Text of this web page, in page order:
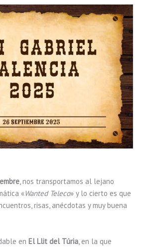
, nos transportamos al lejano
«Wanted Teleco» y lo cierto es que
risas, anécdotas y muy buena
en El Llit del Túria, en la que